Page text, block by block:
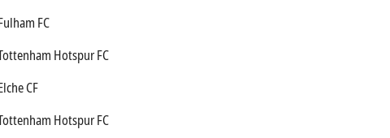
FC
Hotspur FC
CF
Hotspur FC